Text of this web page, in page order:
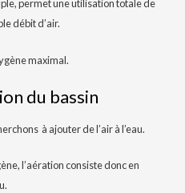
permet une utilisation totale de
débit d’air.
maximal.
du bassin
à ajouter de l’air à l’eau.
l’aération consiste donc en